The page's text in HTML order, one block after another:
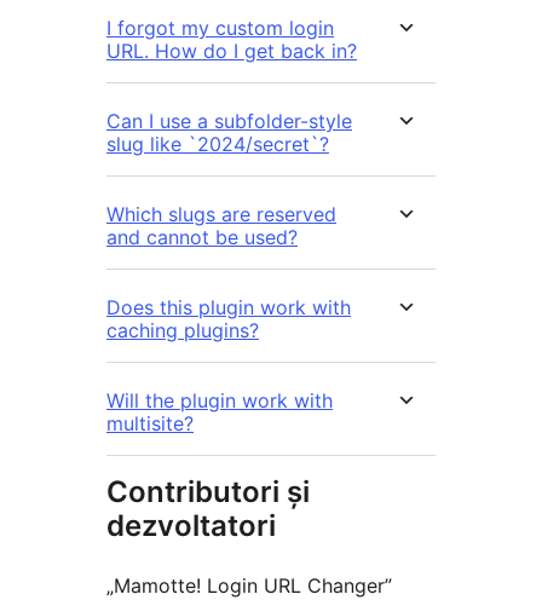
I forgot my custom login
URL. How do I get back in?
Can I use a subfolder-style
slug like `2024/secret`?
Which slugs are reserved
and cannot be used?
Does this plugin work with
caching plugins?
Will the plugin work with
multisite?
Contributori și
dezvoltatori
„Mamotte! Login URL Changer”